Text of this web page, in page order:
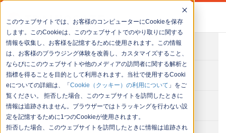
このウェブサイトでは、お客様のコンピューターにCookieを保存
します。このCookieは、このウェブサイトでのやり取りに関する
情報を収集し、お客様を記憶するために使用されます。この情報
は、お客様のブラウジング体験を改善し、カスタマイズすること、
ならびにこのウェブサイトや他のメディアの訪問者に関する解析と
指標を得ることを目的として利用されます。当社で使用するCooki
eについての詳細は、「 Cookie（クッキー）の利用について 」をご
覧ください。 拒否した場合、このウェブサイトを訪問したときに
情報は追跡されません。ブラウザーではトラッキングを行わない設
定を記憶するために1つのCookieが使用されます。
拒否した場合、このウェブサイトを訪問したときに情報は追跡され
会社概要
お問い合わせ
セミナー一覧